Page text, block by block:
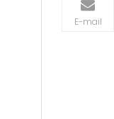
E-mail